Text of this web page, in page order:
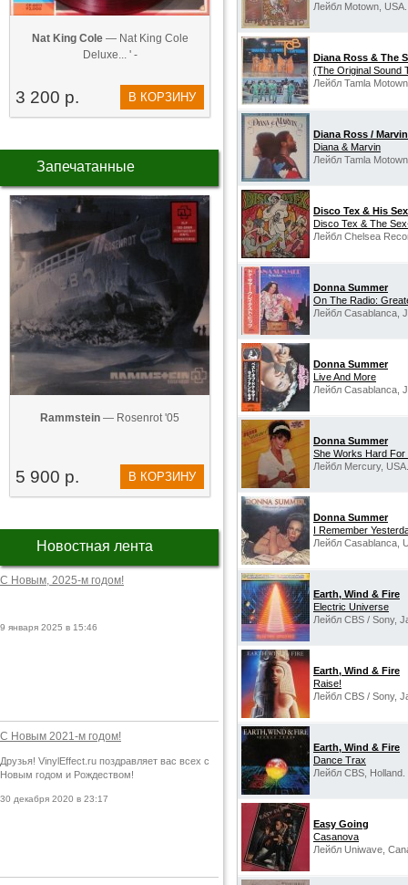
Nat King Cole— Nat King Cole
Deluxe... ' -
3 200 р. В КОРЗИНУ
Запечатанные
Rammstein — Rosenrot '05
5 900 р. В КОРЗИНУ
Новостная лента
С Новым, 2025-м годом!
9 января 2025 в 15:46
С Новым 2021-м годом!
Друзья! VinylEffect.ru поздравляет вас всех с
Новым годом и Рождеством!
30 декабря 2020 в 23:17
Лейбл Motown, USA.
Diana Ross & The
(The Original Sound
Лейбл Tamla
Diana Ross /
Diana & Marvin
Лейбл Tamla
Disco Tex & His
Disco Tex & The
Лейбл Chelsea
Donna Summer
On The Radio:
Лейбл Casablanca,
Donna Summer
Live And More
Лейбл Casablanca,
Donna Summer
She Works Hard For
Лейбл Mercury, USA.
Donna Summer
I Remember
Лейбл Casablanca,
Earth, Wind & Fire
Electric Universe
Лейбл CBS / Sony,
Earth, Wind & Fire
Raise!
Лейбл CBS / Sony,
Earth, Wind & Fire
Dance Trax
Лейбл CBS, Holland.
Easy Going
Casanova
Лейбл Uniwave,